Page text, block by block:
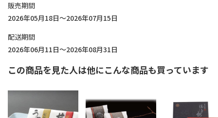
販売期間
2026年05月18日～2026年07月15日
配送期間
2026年06月11日～2026年08月31日
この商品を見た人は他にこんな商品も買っています